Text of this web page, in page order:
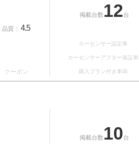
品質： 4.5
クーポン
掲載台数 12台
カーセンサー認定車
カーセンサーアフター保証車
購入プラン付き車両
掲載台数 10台